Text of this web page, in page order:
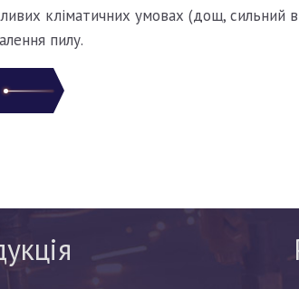
кліматичних умовах (дощ, сильний
пилу.